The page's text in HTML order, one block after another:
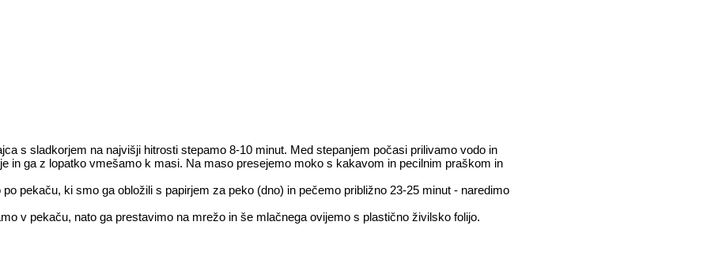
s sladkorjem na najvišji hitrosti stepamo 8-10 minut. Med stepanjem počasi prilivamo vodo in
in ga z lopatko vmešamo k masi. Na maso presejemo moko s kakavom in pecilnim praškom in
pekaču, ki smo ga obložili s papirjem za peko (dno) in pečemo približno 23-25 minut - naredimo
v pekaču, nato ga prestavimo na mrežo in še mlačnega ovijemo s plastično živilsko folijo.